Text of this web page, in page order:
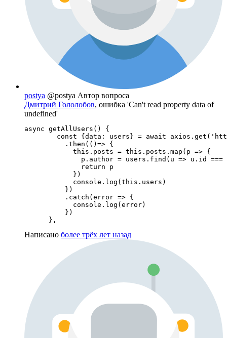
postya @postya Автор вопроса
Дмитрий Гололобов, ошибка 'Can't read property data of
undefined'
async getAllUsers() {
const {data: users} = await
          .then(()=> {
            this.posts = this.posts.map(p => {
p.author = users.find(u => u.id ===
              return p
            })
            console.log(this.users)
          })
          .catch(error => {
            console.log(error)
          })
      },
Написано более трёх лет назад